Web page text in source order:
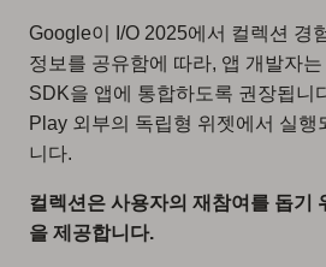
Google이 I/O 2025에서 컬렉션 경
정보를 공유함에 따라, 앱 개발자
SDK을 앱에 통합하도록 권장됩니
Play 외부의 독립형 위젯에서 실행
니다.
컬렉션은 사용자의 재참여를 돕기
을 제공합니다.